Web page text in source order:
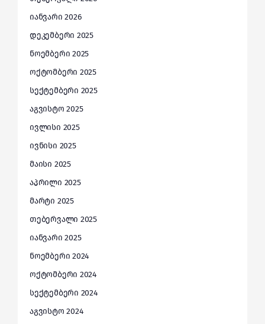
იანვარი 2026
დეკემბერი 2025
ნოემბერი 2025
ოქტომბერი 2025
სექტემბერი 2025
აგვისტო 2025
ივლისი 2025
ივნისი 2025
მაისი 2025
აპრილი 2025
მარტი 2025
თებერვალი 2025
იანვარი 2025
ნოემბერი 2024
ოქტომბერი 2024
სექტემბერი 2024
აგვისტო 2024